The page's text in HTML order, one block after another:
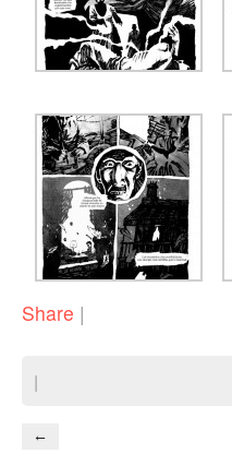
Share |
|
←